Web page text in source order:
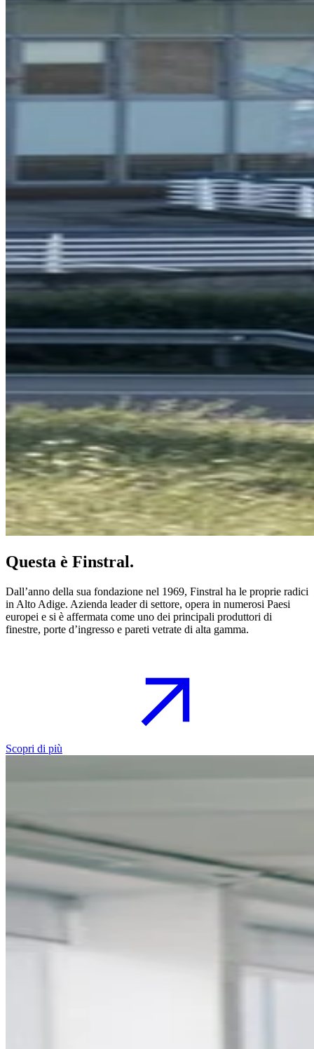
Questa è Finstral.
Dall’anno della sua fondazione nel 1969, Finstral ha le proprie radici
in Alto Adige. Azienda leader di settore, opera in numerosi Paesi
europei e si è affermata come uno dei principali produttori di
finestre, porte d’ingresso e pareti vetrate di alta gamma.
Scopri di più